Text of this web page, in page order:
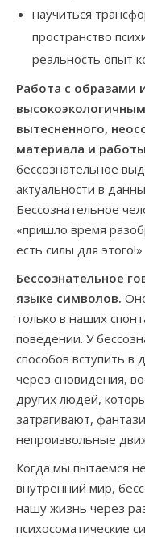
научиться
пространство
реальность опыт
Работа с образами
вытесненного,
материала и
бессознательное
актуальности в
Бессознательное
«пришло время
есть силы для этого!»
Бессознательное
языке символов.
только в наших
поведении. У
способов вступить в
через сновидения,
других людей,
затрагивают,
непроизвольные
Когда мы пытаемся
внутренний мир,
нашу жизнь через
психосоматические